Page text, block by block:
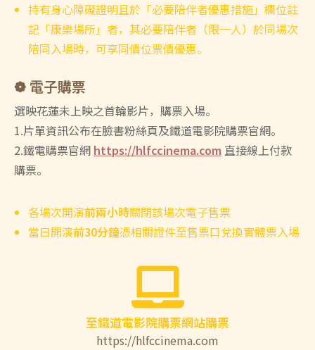
持有身心障礙證明且於「必要陪伴者優惠措施」欄位註
記「康樂場所」者，其必要陪伴者（限一人）於同場次
陪同入場時，可享同價位票價優惠。
❁ 電子購票
選映花蓮未上映之首輪影片，購票入場。
1.片單資訊公布在臉書粉絲頁及鐵道電影院購票官網。
2.鐵電購票官網 https://hlfccinema.com 直接線上付款
購票。
各場次開演前兩小時關閉該場次電子售票
當日開演前30分鐘憑相關證件至售票口兌換實體票入場
至鐵道電影院購票網站購票
https://hlfccinema.com